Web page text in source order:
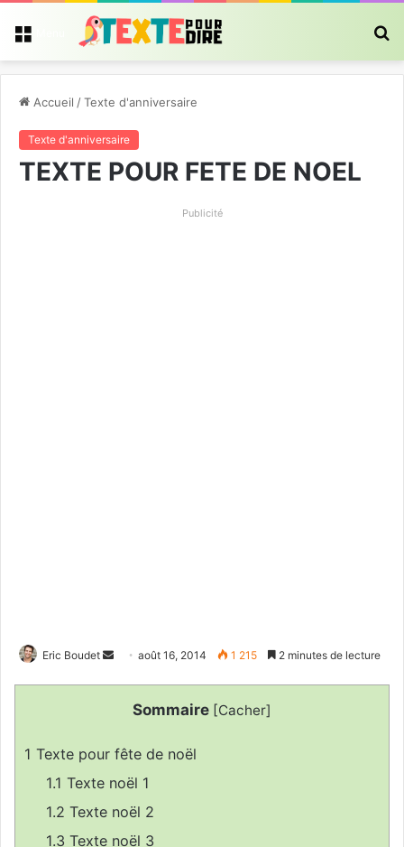
Accueil /Texte d'anniversaire
Texte d'anniversaire
TEXTE POUR FETE DE NOEL
Publicité
Eric Boudet
e
r
u
août 16, 2014 1 215 2 minutes de lecture
Sommaire [Cacher]
1 Texte pour fête de noël
1.1 Texte noël 1
1.2 Texte noël 2
1.3 Texte noël 3